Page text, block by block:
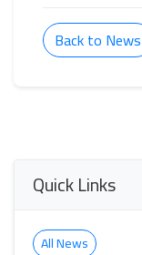
Back to News
Quick Links
All News